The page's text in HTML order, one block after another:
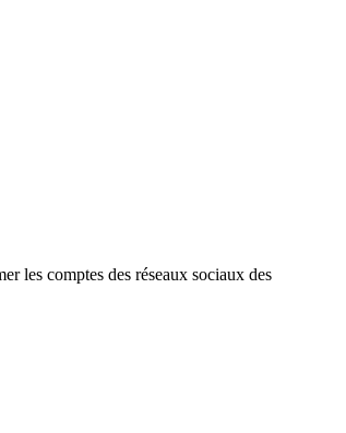
les comptes des réseaux sociaux des